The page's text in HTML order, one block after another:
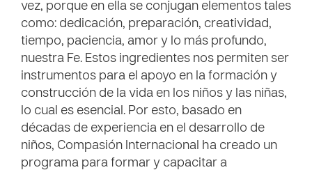
vez, porque en ella se conjugan elementos tales
como: dedicación, preparación, creatividad,
tiempo, paciencia, amor y lo más profundo,
nuestra Fe. Estos ingredientes nos permiten ser
instrumentos para el apoyo en la formación y
construcción de la vida en los niños y las niñas,
lo cual es esencial. Por esto, basado en
décadas de experiencia en el desarrollo de
niños, Compasión Internacional ha creado un
programa para formar y capacitar a